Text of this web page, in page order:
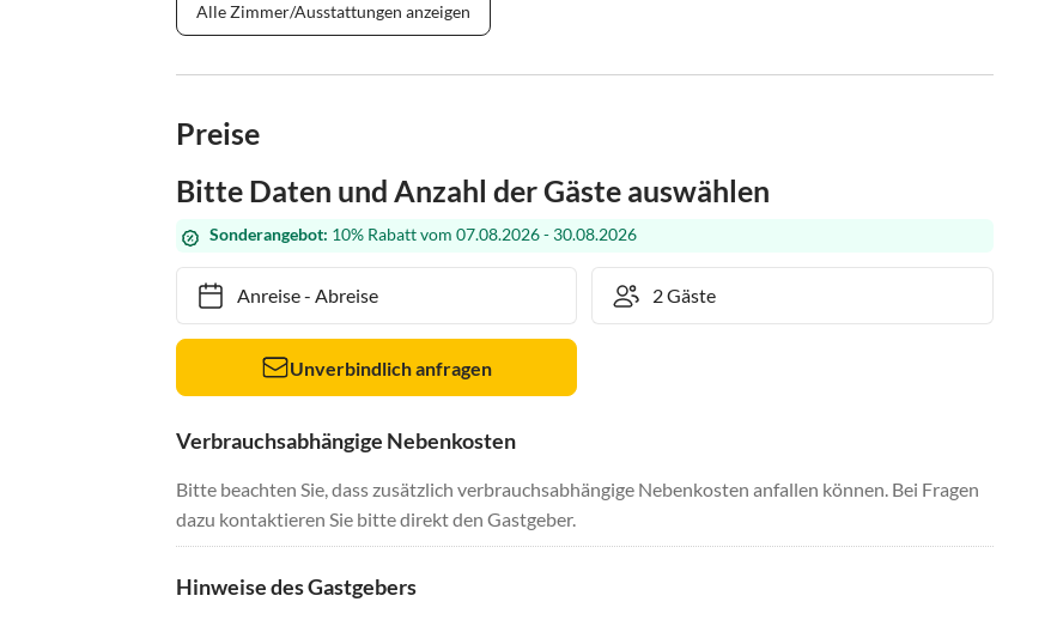
Alle Zimmer/Ausstattungen anzeigen
Preise
Bitte Daten und Anzahl der Gäste auswählen
Sonderangebot: 10% Rabatt vom 07.08.2026 - 30.08.2026
Anreise- Abreise
Unverbindlich anfragen
Verbrauchsabhängige Nebenkosten
Bitte beachten Sie, dass zusätzlich verbrauchsabhängige Nebenkosten anfallen können. Bei Fragen
dazu kontaktieren Sie bitte direkt den Gastgeber.
Hinweise des Gastgebers